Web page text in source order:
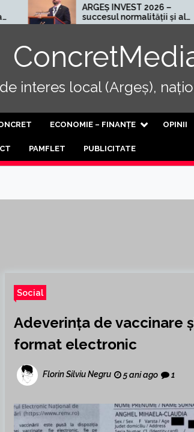
ARGEȘ INVEST 2026 –
succesul normalității și al
progresului
interes local (Argeș),
ECONOMIE – FINANȚE OPINII
PAMFLET PUBLICITATE
Social
Adeverința de vaccinare
format electronic
Florin Silviu Negru 5 ani ago 1